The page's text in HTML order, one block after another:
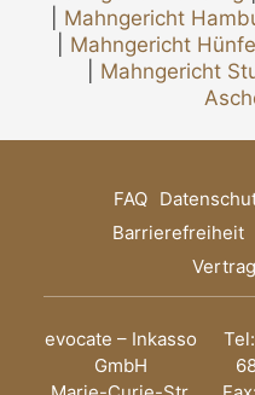
Mahngericht
Mahngericht
Mahngericht
FAQ
Barrierefreiheit
evocate – Inkasso
GmbH